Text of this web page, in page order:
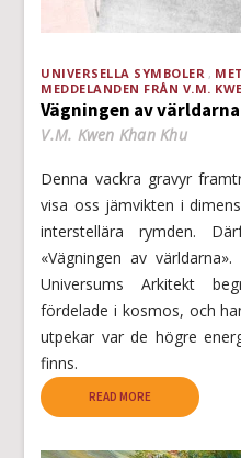
UNIVERSELLA SYMBOLER
MEDDELANDEN FRÅN V.M.
Vägningen av världarna
V.M. Kwen Khan Khu
Denna vackra gravyr
visa oss jämvikten i
interstellära rymden.
«Vägningen av
Universums Arkitekt
fördelade i kosmos, och
utpekar var de högre
finns.
READ MORE